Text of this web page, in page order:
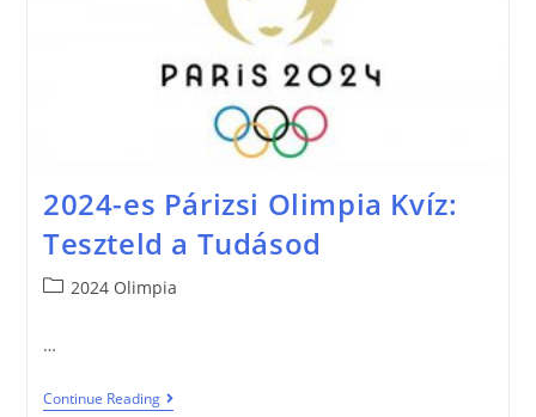
2024-es Párizsi Olimpia Kvíz:
Teszteld a Tudásod
2024 Olimpia
…
Continue Reading